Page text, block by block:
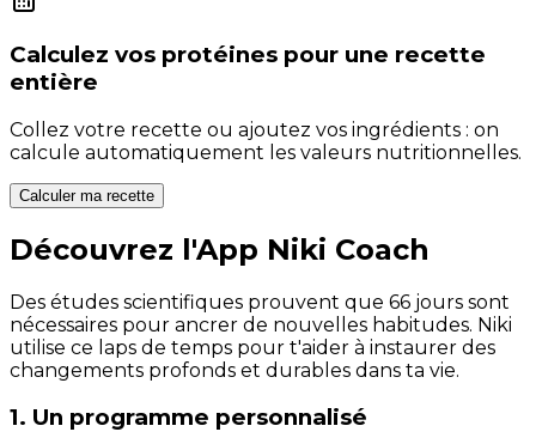
Calculez vos protéines pour une recette
entière
Collez votre recette ou ajoutez vos ingrédients : on
calcule automatiquement les valeurs nutritionnelles.
Calculer ma recette
Découvrez l'App Niki Coach
Des études scientifiques prouvent que 66 jours sont
nécessaires pour ancrer de nouvelles habitudes. Niki
utilise ce laps de temps pour t'aider à instaurer des
changements profonds et durables dans ta vie.
1. Un programme personnalisé